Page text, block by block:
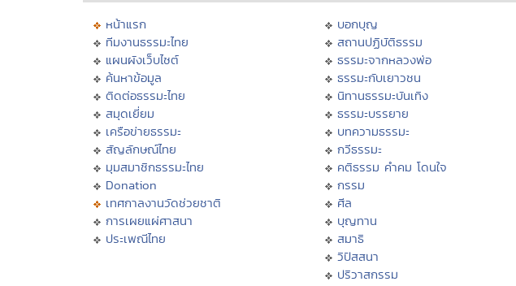
หน้าแรก
ทีมงานธรรมะไทย
แผนผังเว็บไซต์
ค้นหาข้อมูล
ติดต่อธรรมะไทย
สมุดเยี่ยม
เครือข่ายธรรมะ
สัญลักษณ์ไทย
มุมสมาชิกธรรมะไทย
Donation
เทศกาลงานวัดช่วยชาติ
การเผยแผ่ศาสนา
ประเพณีไทย
บอกบุญ
สถานปฏิบัติธรรม
ธรรมะจากหลวงพ่อ
ธรรมะกับเยาวชน
นิทานธรรมะบันเทิง
ธรรมะบรรยาย
บทความธรรมะ
กวีธรรมะ
คติธรรม คำคม โดนใจ
กรรม
ศีล
บุญทาน
สมาธิ
วิปัสสนา
ปริวาสกรรม